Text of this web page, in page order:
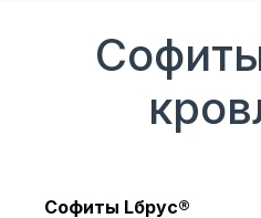
Софиты Lбрус®